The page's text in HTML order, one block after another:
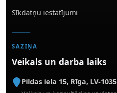
Sīkdatņu iestatījumi
SAZIŅA
Veikals un darba laiks
Pildas iela 15, Rīga, LV-1035